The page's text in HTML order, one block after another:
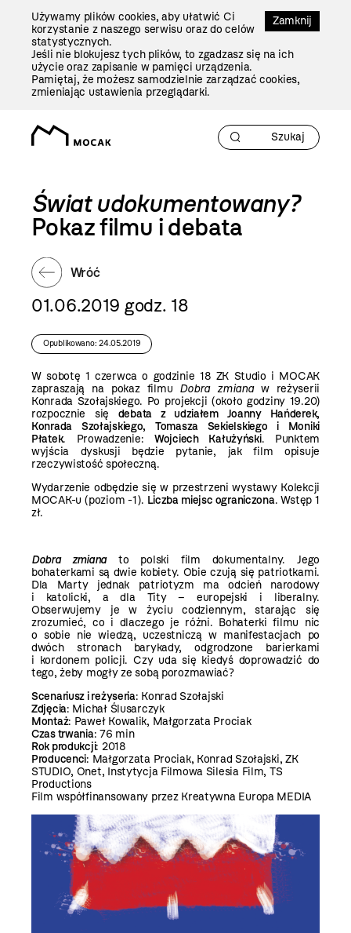
Zamknij
Używamy plików cookies, aby ułatwić Ci
korzystanie z naszego serwisu oraz do celów
statystycznych.
Jeśli nie blokujesz tych plików, to zgadzasz się na ich
użycie oraz zapisanie w pamięci urządzenia.
Pamiętaj, że możesz samodzielnie zarządzać cookies,
zmieniając ustawienia przeglądarki.
Świat udokumentowany?
Pokaz filmu i debata
Wróć
01.06.2019 godz. 18
Opublikowano: 24.05.2019
W sobotę 1 czerwca o godzinie 18 ZK Studio i MOCAK
zapraszają na pokaz filmu Dobra zmianaw reżyserii
Konrada Szołajskiego. Po projekcji (około godziny 19.20)
rozpocznie się debata z udziałem Joanny Hańderek,
Konrada Szołajskiego, Tomasza Sekielskiego i Moniki
Płatek. Prowadzenie: Wojciech Kałużyński. Punktem
wyjścia dyskusji będzie pytanie, jak film opisuje
rzeczywistość społeczną.
Wydarzenie odbędzie się w przestrzeni wystawy Kolekcji
MOCAK-u (poziom -1). Liczba miejsc ograniczona. Wstęp 1
zł.
Dobra zmianato polski film dokumentalny. Jego
bohaterkami są dwie kobiety. Obie czują się patriotkami.
Dla Marty jednak patriotyzm ma odcień narodowy
i katolicki, a dla Tity – europejski i liberalny.
Obserwujemy je w życiu codziennym, starając się
zrozumieć, co i dlaczego je różni. Bohaterki filmu nic
o sobie nie wiedzą, uczestniczą w manifestacjach po
dwóch stronach barykady, odgrodzone barierkami
i kordonem policji. Czy uda się kiedyś doprowadzić do
tego, żeby mogły ze sobą porozmawiać?
Scenariusz i reżyseria: Konrad Szołajski
Zdjęcia: Michał Ślusarczyk
Montaż: Paweł Kowalik, Małgorzata Prociak
Czas trwania: 76 min
Rok produkcji: 2018
Producenci: Małgorzata Prociak, Konrad Szołajski, ZK
STUDIO, Onet, Instytycja Filmowa Silesia Film, TS
Productions
Film współfinansowany przez Kreatywna Europa MEDIA